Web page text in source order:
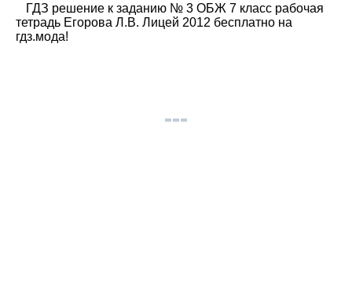
ГДЗ решение к заданию № 3 ОБЖ 7 класс рабочая
тетрадь Егорова Л.В. Лицей 2012 бесплатно на
гдз.мода!